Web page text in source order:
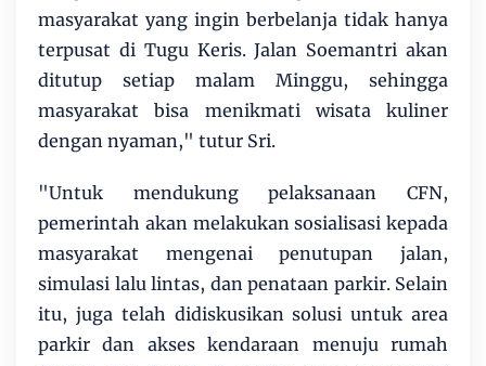
masyarakat yang ingin berbelanja tidak hanya
terpusat di Tugu Keris. Jalan Soemantri akan
ditutup setiap malam Minggu, sehingga
masyarakat bisa menikmati wisata kuliner
dengan nyaman," tutur Sri.
"Untuk mendukung pelaksanaan CFN,
pemerintah akan melakukan sosialisasi kepada
masyarakat mengenai penutupan jalan,
simulasi lalu lintas, dan penataan parkir. Selain
itu, juga telah didiskusikan solusi untuk area
parkir dan akses kendaraan menuju rumah